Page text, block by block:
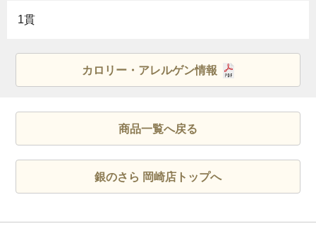
1貫
カロリー・アレルゲン情報
商品一覧へ戻る
銀のさら 岡崎店トップへ